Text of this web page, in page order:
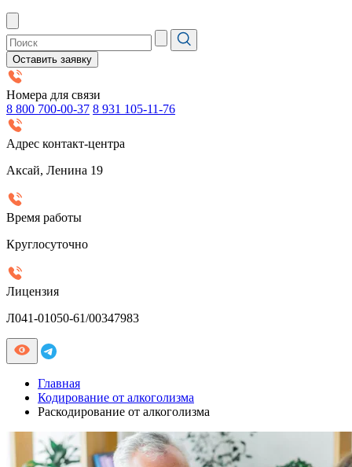
Оставить заявку
Номера для связи
8 800 700-00-37 8 931 105-11-76
Адрес контакт-центра
Аксай, Ленина 19
Время работы
Круглосуточно
Лицензия
Л041-01050-61/00347983
Главная
Кодирование от алкоголизма
Раскодирование от алкоголизма